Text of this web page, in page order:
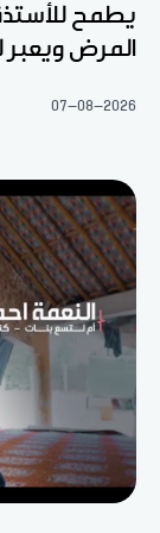
يطمح
المرض ويعبر
07-08-2026